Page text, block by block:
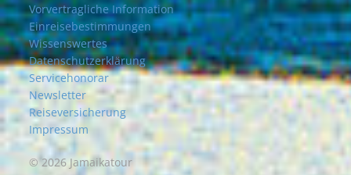
Vorvertragliche Information
Einreisebestimmungen
Wissenswertes
Datenschutzerklärung
Servicehonorar
Newsletter
Reiseversicherung
Impressum
© 2026 Jamaikatour